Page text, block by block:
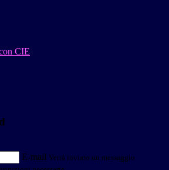
CIE
E-mail Verrà inviato un messaggio